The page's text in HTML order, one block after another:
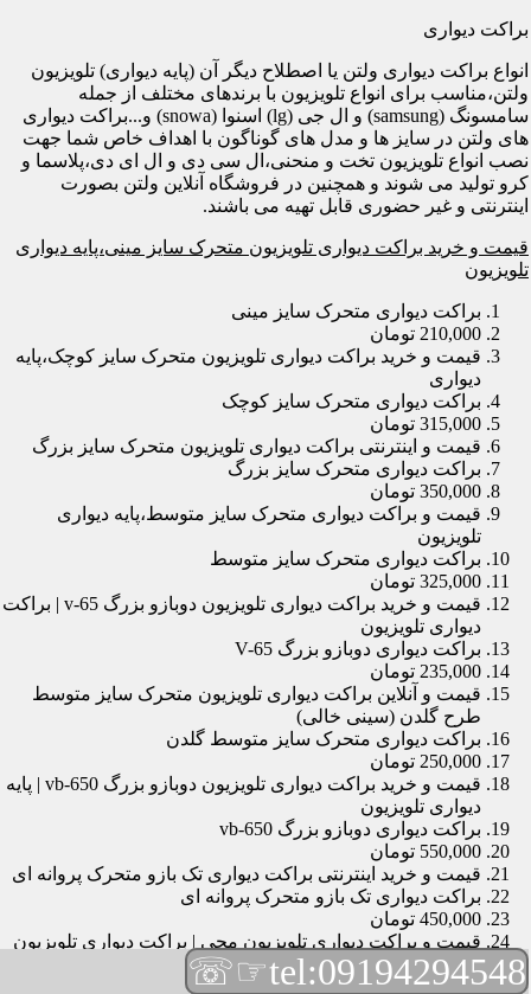
براکت دیواری
انواع براکت دیواری ولتن یا اصطلاح دیگر آن (پایه دیواری) تلویزیون
ولتن،مناسب برای انواع تلویزیون با برندهای مختلف از جمله
سامسونگ (samsung) و ال جی (lg) اسنوا (snowa) و...براکت دیواری
های ولتن در سایز ها و مدل های گوناگون با اهداف خاص شما جهت
نصب انواع تلویزیون تخت و منحنی،ال سی دی و ال ای دی،پلاسما و
کرو تولید می شوند و همچنین در فروشگاه آنلاین ولتن بصورت
اینترنتی و غیر حضوری قابل تهیه می باشند.
قیمت و خرید براکت دیواری تلویزیون متحرک سایز مینی،پایه دیواری
تلویزیون
براکت دیواری متحرک سایز مینی
210,000 تومان
قیمت و خرید براکت دیواری تلویزیون متحرک سایز کوچک،پایه
دیواری
براکت دیواری متحرک سایز کوچک
315,000 تومان
قیمت و اینترنتی براکت دیواری تلویزیون متحرک سایز بزرگ
براکت دیواری متحرک سایز بزرگ
350,000 تومان
قیمت و براکت دیواری متحرک سایز متوسط،پایه دیواری
تلویزیون
براکت دیواری متحرک سایز متوسط
325,000 تومان
قیمت و خرید براکت دیواری تلویزیون دوبازو بزرگ v-65 | براکت
دیواری تلویزیون
براکت دیواری دوبازو بزرگ V-65
235,000 تومان
قیمت و آنلاین براکت دیواری تلویزیون متحرک سایز متوسط
طرح گلدن (سینی خالی)
براکت دیواری متحرک سایز متوسط گلدن
250,000 تومان
قیمت و خرید براکت دیواری تلویزیون دوبازو بزرگ vb-650 | پایه
دیواری تلویزیون
براکت دیواری دوبازو بزرگ vb-650
550,000 تومان
قیمت و خرید اینترنتی براکت دیواری تک بازو متحرک پروانه ای
براکت دیواری تک بازو متحرک پروانه ای
450,000 تومان
قیمت و براکت دیواری تلویزیون مچی | براکت دیواری تلویزیون
براکت دیواری مچی
165,000 تومان
tel:09194294548
☞☏